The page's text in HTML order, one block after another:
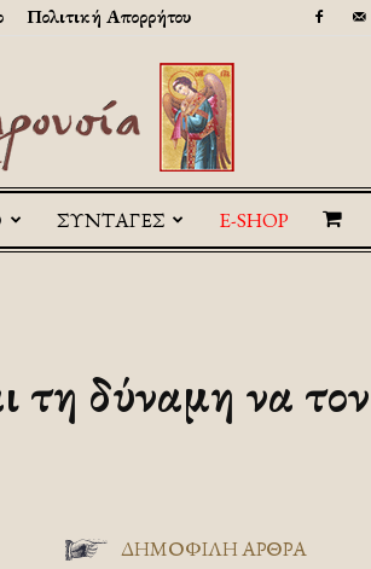
Πολιτική Απορρήτου
ΣΥΝΤΑΓΕΣ E-SHOP
τη δύναμη να τον
ΔΗΜΟΦΙΛΗ ΑΡΘΡΑ